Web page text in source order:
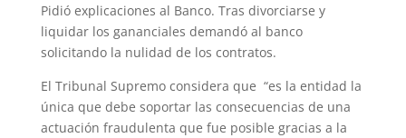
Pidió explicaciones al Banco. Tras divorciarse y
liquidar los gananciales demandó al banco
solicitando la nulidad de los contratos.
El Tribunal Supremo considera que “es la entidad la
única que debe soportar las consecuencias de una
actuación fraudulenta que fue posible gracias a la